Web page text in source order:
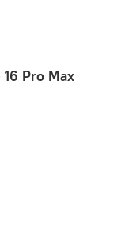
Pro Max